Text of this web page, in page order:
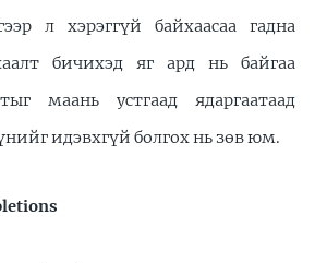
л хэрэггүй байхаасаа гадна
бичихэд яг ард нь байгаа
маань устгаад ядаргаатаад
идэвхгүй болгох нь зөв юм.